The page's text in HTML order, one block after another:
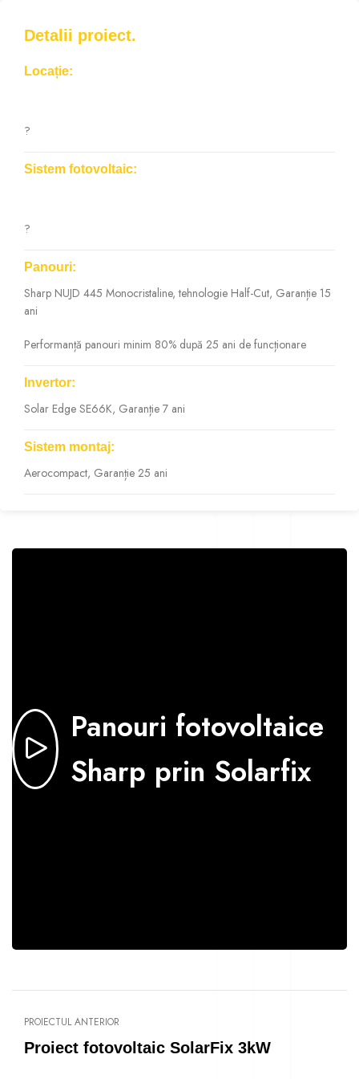
Detalii proiect.
Locație:
?
Sistem fotovoltaic:
?
Panouri:
Sharp NUJD 445 Monocristaline, tehnologie Half-Cut, Garanție 15
ani
Performanță panouri minim 80% după 25 ani de funcționare
Invertor:
Solar Edge SE66K, Garanție 7 ani
Sistem montaj:
Aerocompact, Garanție 25 ani
Panouri fotovoltaice
Sharp prin Solarfix
PROIECTUL ANTERIOR
Proiect fotovoltaic SolarFix 3kW